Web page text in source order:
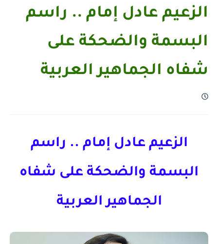
الزعيم عادل إمام .. راسم
البسمة والضحكة على
شفاه الجماهير العربية
الزعيم عادل إمام .. راسم
البسمة والضحكة على شفاه
الجماهير العربية